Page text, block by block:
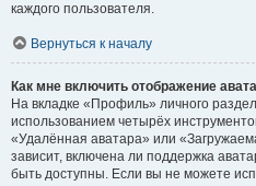
каждого пользователя.
Вернуться к началу
Как мне включить отображение
На вкладке «Профиль» личного
использованием четырёх
«Удалённая аватара» или
зависит, включена ли поддержка
быть доступны. Если вы не можете